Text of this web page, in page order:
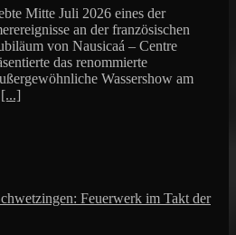
Mitte Juli 2026 eines der
an der französischen
von Nausicaá – Centre
das renommierte
Wassershow am
[...]
Feuerwerk im Takt der